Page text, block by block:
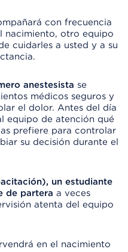
con frecuencia
nacimiento, otro equipo
cuidarles a usted y a su
anestesista se
médicos seguros y
el dolor. Antes del día
equipo de atención qué
prefiere para controlar
su decisión durante el
un estudiante
de partera a veces
atenta del equipo
en el nacimiento